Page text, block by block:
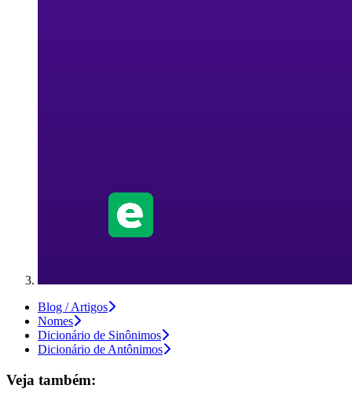
Blog / Artigos
Nomes
Dicionário de Sinônimos
Dicionário de Antônimos
Veja também: